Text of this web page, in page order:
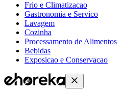
Frio e Climatizacao
Gastronomia e Servico
Lavagem
Cozinha
Processamento de Alimentos
Bebidas
Exposicao e Conservacao